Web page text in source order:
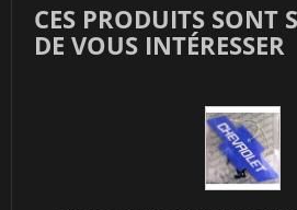
CES PRODUITS SONT
DE VOUS INTÉRESSER